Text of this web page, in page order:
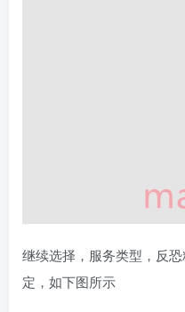
继续选择，服务类型，反
定，如下图所示